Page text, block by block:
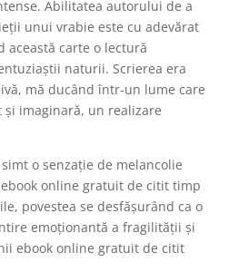
Abilitatea autorului de a
unui vrabie este cu adevărat
această carte o lectură
naturii. Scrierea era
mă ducând într-un lume care
și imaginară, un realizare
o senzație de melancolie
online gratuit de citit timp
povestea se desfășurând ca o
emoționantă a fragilității și
ebook online gratuit de citit